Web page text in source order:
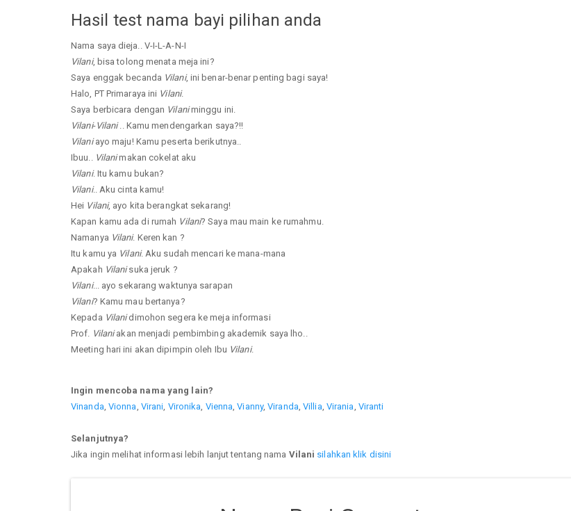
Hasil test nama bayi pilihan anda
Nama saya dieja.. V-I-L-A-N-I
Vilani, bisa tolong menata meja ini?
Saya enggak becanda Vilani, ini benar-benar penting bagi saya!
Halo, PT Primaraya ini Vilani.
Saya berbicara dengan Vilaniminggu ini.
Vilani-Vilani.. Kamu mendengarkan saya?!!
Vilaniayo maju! Kamu peserta berikutnya..
Ibuu..
Vilanimakan cokelat aku
Vilani. Itu kamu bukan?
Vilani.. Aku cinta kamu!
Hei Vilani, ayo kita berangkat sekarang!
Kapan kamu ada di rumah Vilani? Saya mau main ke rumahmu.
Namanya Vilani. Keren kan ?
Itu kamu ya Vilani. Aku sudah mencari ke mana-mana
Apakah Vilanisuka jeruk ?
Vilani... ayo sekarang waktunya sarapan
Vilani? Kamu mau bertanya?
Kepada Vilanidimohon segera ke meja informasi
Prof. Vilaniakan menjadi pembimbing akademik saya lho..
Meeting hari ini akan dipimpin oleh Ibu Vilani.
Ingin mencoba nama yang lain?
Vinanda Vionna Virani Vironika Vienna ,Vianny,Viranda ,Villia Virania Viranti
Selanjutnya?
Jika ingin melihat informasi lebih lanjut tentang nama Vilani silahkan klik disini